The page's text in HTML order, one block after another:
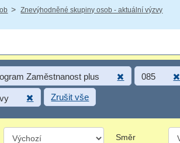
/ Znevýhodněné skupiny osob - aktuální výzvy
Zaměstnanost plus 085
Zrušit vše
Směr